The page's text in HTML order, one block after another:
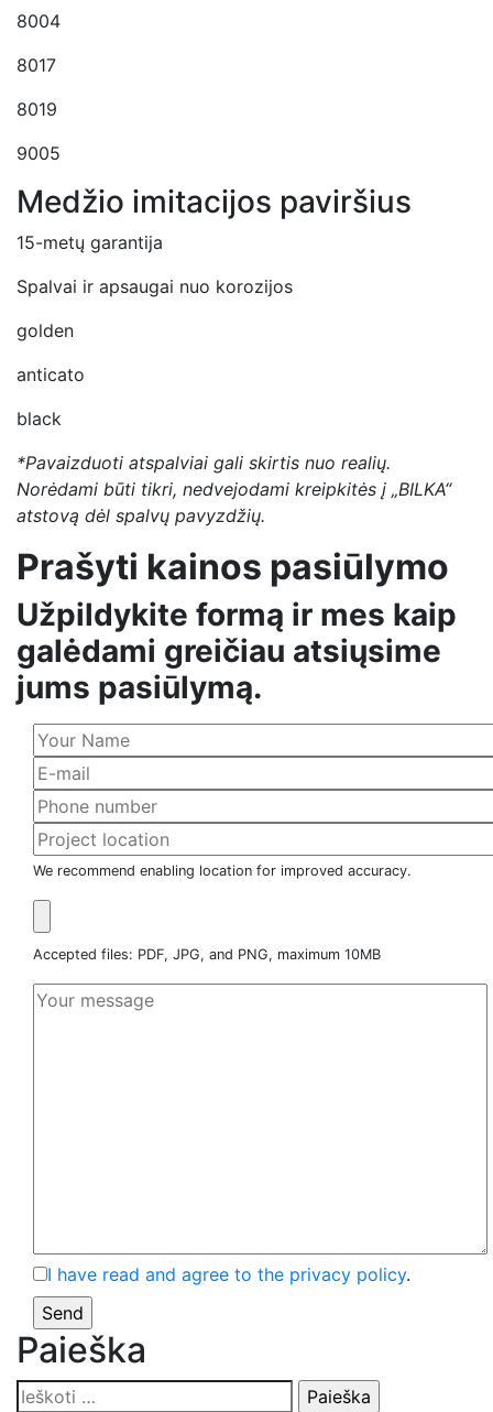
8004
8017
8019
9005
Medžio imitacijos paviršius
15-metų garantija
Spalvai ir apsaugai nuo korozijos
golden
anticato
black
*Pavaizduoti atspalviai gali skirtis nuo realių.
Norėdami būti tikri, nedvejodami kreipkitės į „BILKA“
atstovą dėl spalvų pavyzdžių.
Prašyti kainos pasiūlymo
Užpildykite formą ir mes kaip
galėdami greičiau atsiųsime
jums pasiūlymą.
We recommend enabling location for improved accuracy.
Accepted files: PDF, JPG, and PNG, maximum 10MB
I have read and agree to the privacy policy.
Paieška
Ieškoti: